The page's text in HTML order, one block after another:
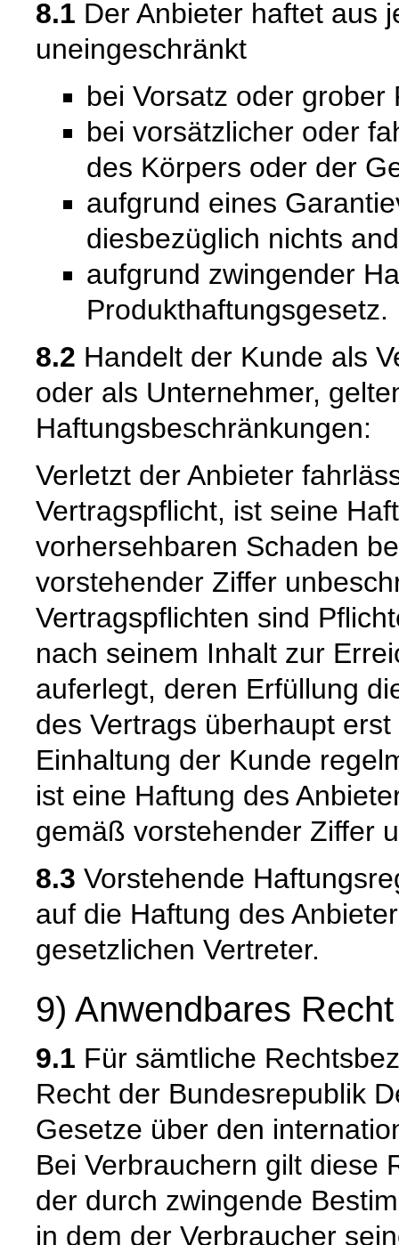
8.1 Der Anbieter haftet aus
uneingeschränkt
bei Vorsatz oder grober
bei vorsätzlicher oder
des Körpers oder der
aufgrund eines
diesbezüglich nichts
aufgrund zwingender
Produkthaftungsgesetz.
8.2 Handelt der Kunde als
oder als Unternehmer,
Haftungsbeschränkungen:
Verletzt der Anbieter
Vertragspflicht, ist seine
vorhersehbaren Schaden
vorstehender Ziffer
Vertragspflichten sind
nach seinem Inhalt zur
auferlegt, deren Erfüllung
des Vertrags überhaupt
Einhaltung der Kunde
ist eine Haftung des
gemäß vorstehender Ziffer
8.3 Vorstehende
auf die Haftung des
gesetzlichen Vertreter.
9) Anwendbares Recht
9.1 Für sämtliche
Recht der Bundesrepublik
Gesetze über den
Bei Verbrauchern gilt diese
der durch zwingende
in dem der Verbraucher